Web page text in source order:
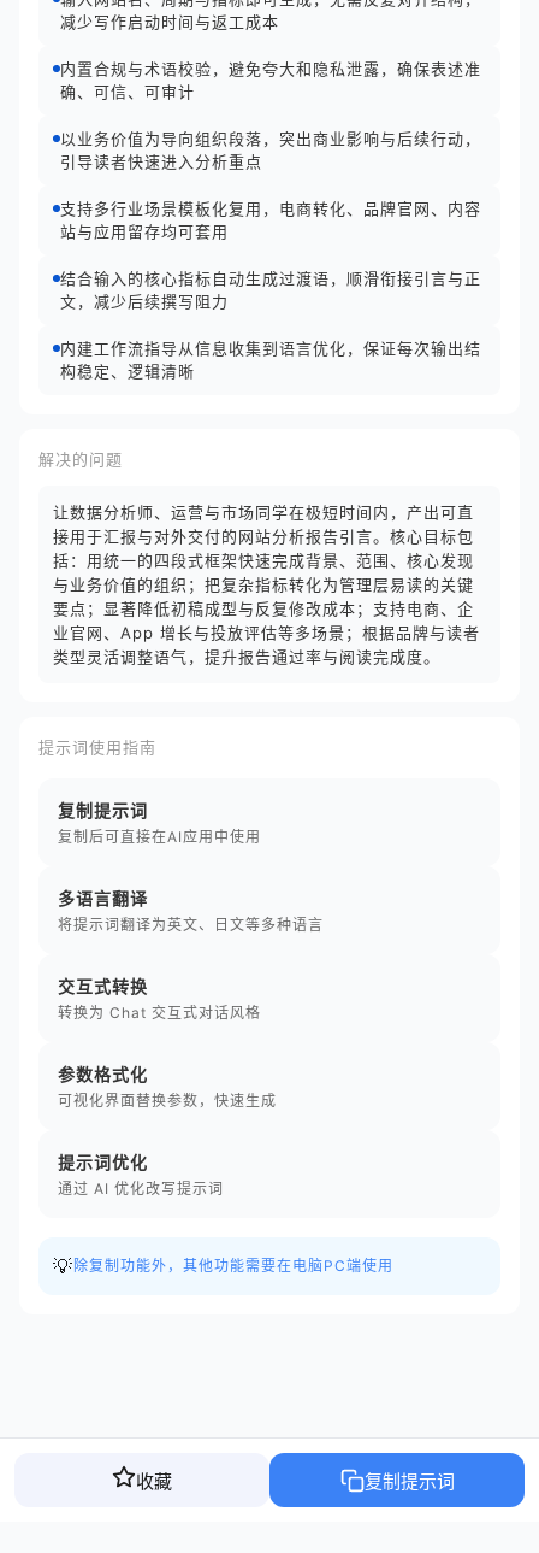
减少写作启动时间与返工成本
内置合规与术语校验，避免夸大和隐私泄露，确保表述准
确、可信、可审计
以业务价值为导向组织段落，突出商业影响与后续行动，
引导读者快速进入分析重点
支持多行业场景模板化复用，电商转化、品牌官网、内容
站与应用留存均可套用
结合输入的核心指标自动生成过渡语，顺滑衔接引言与正
文，减少后续撰写阻力
内建工作流指导从信息收集到语言优化，保证每次输出结
构稳定、逻辑清晰
解决的问题
让数据分析师、运营与市场同学在极短时间内，产出可直
接用于汇报与对外交付的网站分析报告引言。核心目标包
括：用统一的四段式框架快速完成背景、范围、核心发现
与业务价值的组织；把复杂指标转化为管理层易读的关键
要点；显著降低初稿成型与反复修改成本；支持电商、企
业官网、App 增长与投放评估等多场景；根据品牌与读者
类型灵活调整语气，提升报告通过率与阅读完成度。
提示词使用指南
复制提示词
复制后可直接在AI应用中使用
多语言翻译
将提示词翻译为英文、日文等多种语言
交互式转换
转换为 Chat 交互式对话风格
参数格式化
可视化界面替换参数，快速生成
提示词优化
通过 AI 优化改写提示词
💡 除复制功能外，其他功能需要在电脑PC端使用
收藏 复制提示词